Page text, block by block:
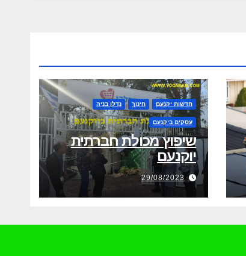
חדשות יקנעם חינוך נדלן בניה
עסקים ביקנעם
שיפוץ מכולת חברתית
יוקנעם
29/08/2023